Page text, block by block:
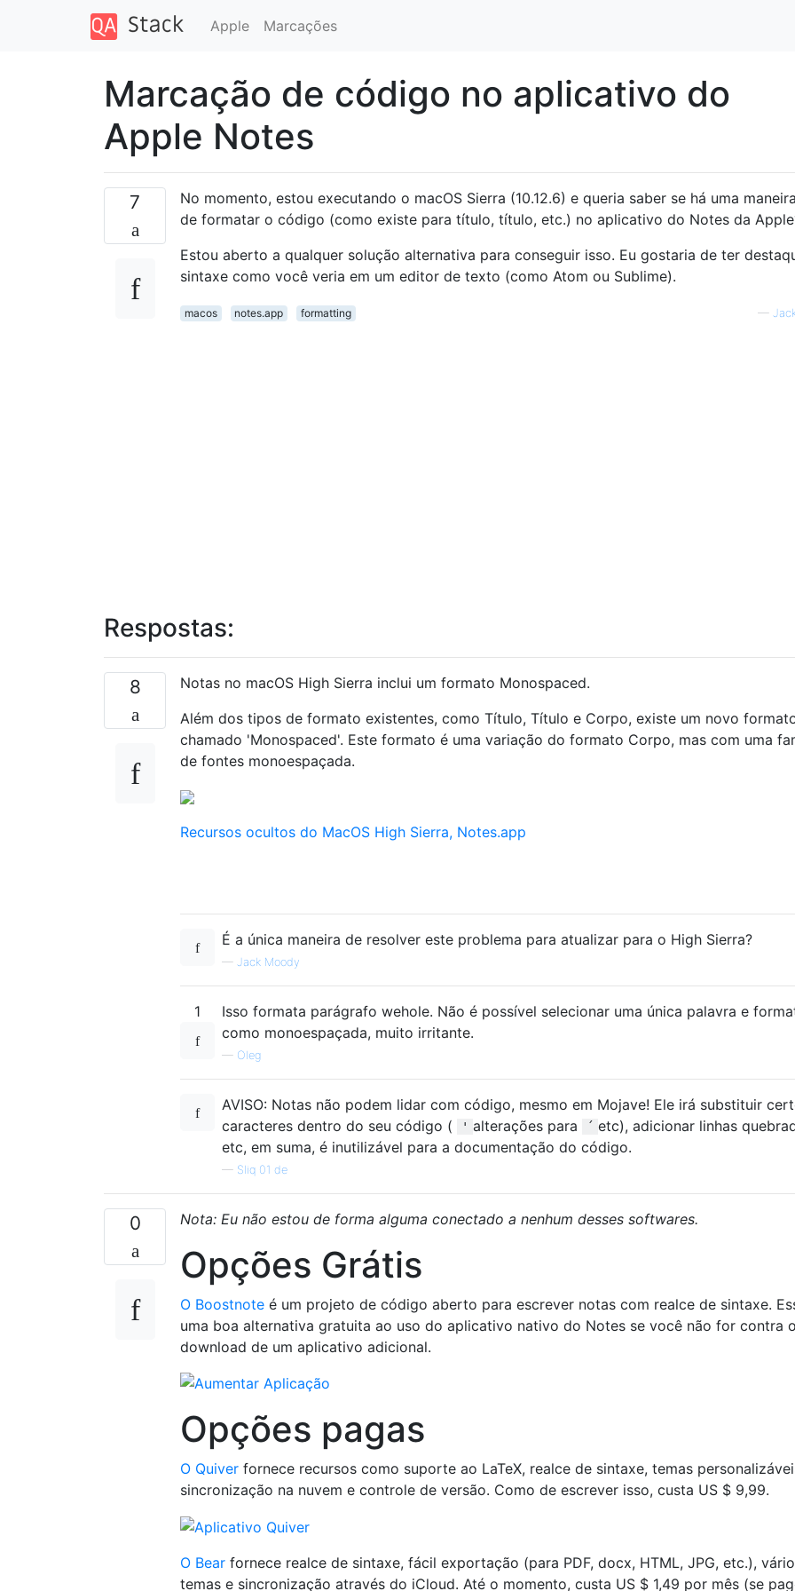
Apple Marcações
Marcação de código no aplicativo do
Apple Notes
7
No momento, estou executando o macOS Sierra (10.12.6) e queria saber se há uma
de formatar o código (como existe para título, título, etc.) no aplicativo do Notes da
Estou aberto a qualquer solução alternativa para conseguir isso. Eu gostaria de ter
sintaxe como você veria em um editor de texto (como Atom ou Sublime).
macos notes.app formatting —
Respostas:
8
Notas no macOS High Sierra inclui um formato Monospaced.
Além dos tipos de formato existentes, como Título, Título e Corpo, existe um novo
chamado 'Monospaced'. Este formato é uma variação do formato Corpo, mas com uma
de fontes monoespaçada.
Recursos ocultos do MacOS High Sierra, Notes.app
É a única maneira de resolver este problema para atualizar para o High Sierra?
— Jack Moody
1
Isso formata parágrafo wehole. Não é possível selecionar uma única palavra e
como monoespaçada, muito irritante.
— Oleg
AVISO: Notas não podem lidar com código, mesmo em Mojave! Ele irá substituir
caracteres dentro do seu código (
' alterações para ´ etc), adicionar linhas
etc, em suma, é inutilizável para a documentação do código.
— Sliq 01 de
0 Nota: Eu não estou de forma alguma conectado a nenhum desses softwares.
Opções Grátis
O Boostnote é um projeto de código aberto para escrever notas com realce de sintaxe.
uma boa alternativa gratuita ao uso do aplicativo nativo do Notes se você não for contra o
download de um aplicativo adicional.
Opções pagas
O Quiver fornece recursos como suporte ao LaTeX, realce de sintaxe, temas
sincronização na nuvem e controle de versão. Como de escrever isso, custa US $ 9,99.
O Bear fornece realce de sintaxe, fácil exportação (para PDF, docx, HTML, JPG, etc.),
temas e sincronização através do iCloud. Até o momento, custa US $ 1,49 por mês (se